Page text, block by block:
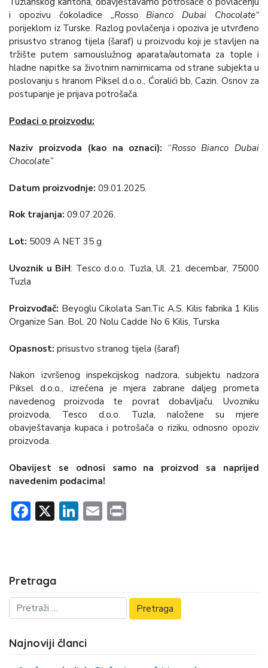
i opozivu čokoladice „Rosso Bianco Dubai Chocolate“
porijeklom iz Turske. Razlog povlačenja i opoziva je utvrđeno
prisustvo stranog tijela (šaraf) u proizvodu koji je stavljen na
tržište putem samouslužnog aparata/automata za tople i
hladne napitke sa životnim namirnicama od strane subjekta u
poslovanju s hranom Piksel d.o.o., Ćoralići bb, Cazin. Osnov za
postupanje je prijava potrošača.
Podaci o proizvodu:
Naziv proizvoda (kao na oznaci): “Rosso Bianco Dubai
Chocolate”
Datum proizvodnje: 09.01.2025.
Rok trajanja: 09.07.2026.
Lot: 5009 A NET 35 g
Uvoznik u BiH: Tesco d.o.o. Tuzla, Ul. 21. decembar, 75000
Tuzla
Proizvođač: Beyoglu Cikolata San.Tic A.S. Kilis fabrika 1 Kilis
Organize San. Bol, 20 Nolu Cadde No 6 Kilis, Turska
Opasnost: prisustvo stranog tijela (šaraf)
Nakon izvršenog inspekcijskog nadzora, subjektu nadzora
Piksel d.o.o., izrečena je mjera zabrane daljeg prometa
navedenog proizvoda te povrat dobavljaču. Uvozniku
proizvoda, Tesco d.o.o. Tuzla, naložene su mjere
obavještavanja kupaca i potrošača o riziku, odnosno opoziv
proizvoda.
Obavijest se odnosi samo na proizvod sa naprijed
navedenim podacima!
Facebook
X LinkedIn
Email
Pretraga
Najnoviji članci